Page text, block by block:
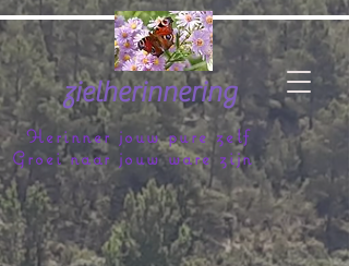
zielherinnering
Herinner jouw pure zelf
Groei naar jouw ware zijn